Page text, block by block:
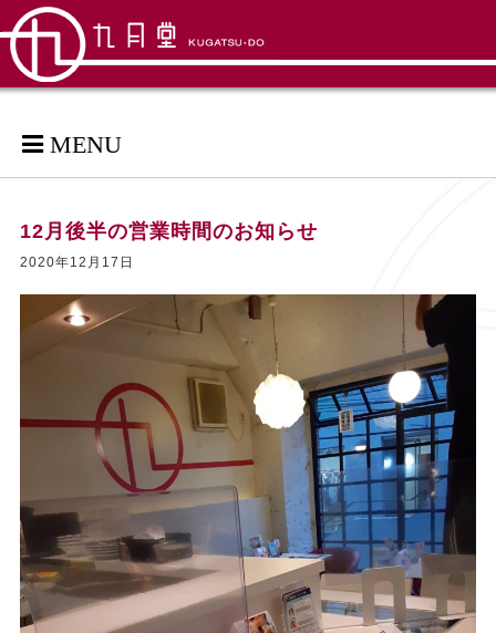
MENU
12月後半の営業時間のお知らせ
2020年12月17日